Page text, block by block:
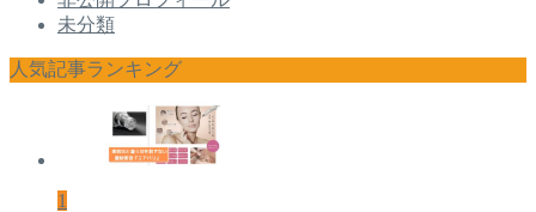
未分類
人気記事ランキング
1